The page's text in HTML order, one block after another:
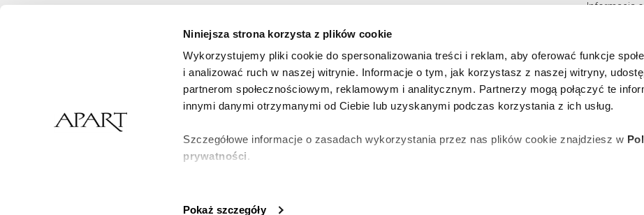
Niniejsza strona korzysta z plików cookie
Wykorzystujemy pliki cookie do spersonalizowania treści i reklam, aby oferować funkcje
i analizować ruch w naszej witrynie. Informacje o tym, jak korzystasz z naszej witryny,
partnerom społecznościowym, reklamowym i analitycznym. Partnerzy mogą połączyć te
innymi danymi otrzymanymi od Ciebie lub uzyskanymi podczas korzystania z ich usług.
Szczegółowe informacje o zasadach wykorzystania przez nas plików cookie znajdziesz w
prywatności.
korzystamy. Możesz również wybrać jaki rodzaj plików cookie zainstalujemy na Twoim
Pokaż szczegóły
Informacja
Zamawiam usługę Newsletter i wyrażam zgodę
na świadczenie jej na podstawie
Zapisz się